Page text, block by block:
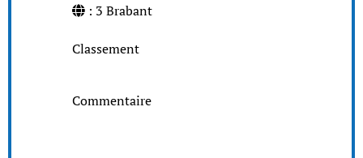
: 3 Brabant
Classement
Commentaire